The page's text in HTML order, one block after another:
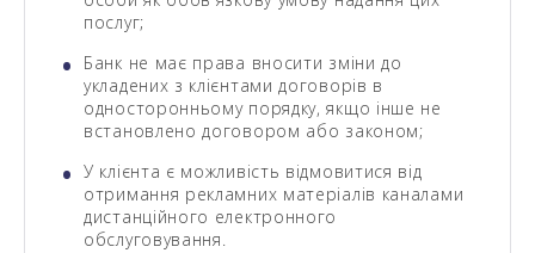
послуг;
Банк не має права вносити зміни до
укладених з клієнтами договорів в
односторонньому порядку, якщо інше не
встановлено договором або законом;
У клієнта є можливість відмовитися від
отримання рекламних матеріалів каналами
дистанційного електронного
обслуговування.